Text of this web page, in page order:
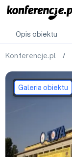
Opis obiektu
Konferencje.pl /
Galeria obiektu